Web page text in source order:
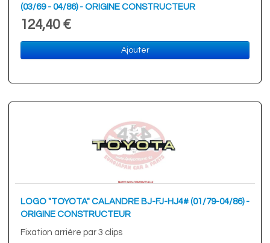
(03/69 - 04/86) - ORIGINE CONSTRUCTEUR
124,40 €
Ajouter
LOGO "TOYOTA" CALANDRE BJ-FJ-HJ4# (01/79-04/86) -
ORIGINE CONSTRUCTEUR
Fixation arrière par 3 clips